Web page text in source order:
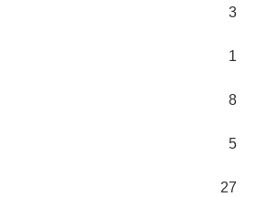
3
1
8
5
27